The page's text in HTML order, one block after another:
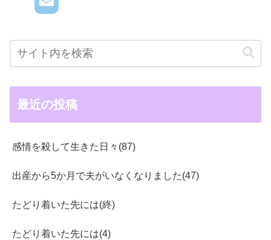
最近の投稿
感情を殺して生きた日々(87)
出産から5か月で夫がいなくなりました(47)
たどり着いた先には(終)
たどり着いた先には(4)